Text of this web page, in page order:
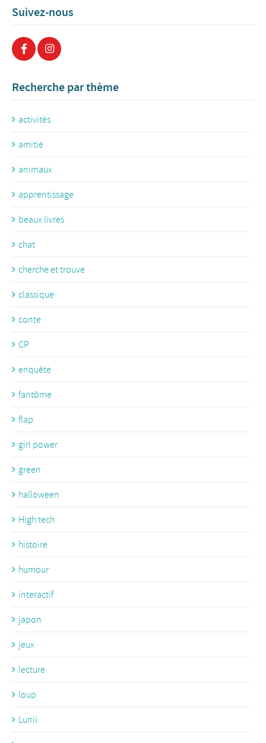
Suivez-nous
Recherche par thème
activités
amitié
animaux
apprentissage
beaux livres
chat
cherche et trouve
classique
conte
CP
enquête
fantôme
flap
girl power
green
halloween
High tech
histoire
humour
interactif
japon
jeux
lecture
loup
Lunii